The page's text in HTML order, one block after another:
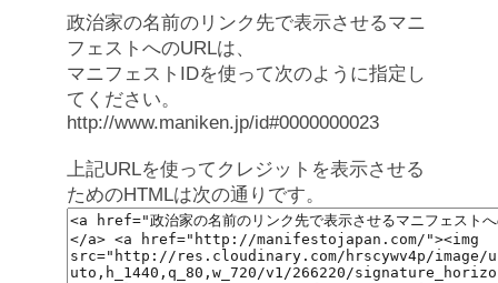
政治家の名前のリンク先で表示させるマニ
フェストへのURLは、
マニフェストIDを使って次のように指定し
てください。
http://www.maniken.jp/id#0000000023
上記URLを使ってクレジットを表示させる
ためのHTMLは次の通りです。